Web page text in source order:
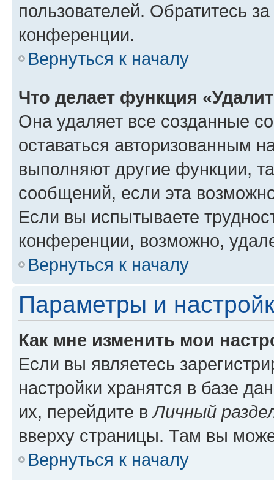
пользователей. Обратитесь
конференции.
Вернуться к началу
Что делает функция
Она удаляет все созданные
оставаться авторизованным
выполняют другие функции,
сообщений, если эта
Если вы испытываете
конференции, возможно,
Вернуться к началу
Параметры и
Как мне изменить мои
Если вы являетесь
настройки хранятся в базе
их, перейдите вЛичный
вверху страницы. Там вы
Вернуться к началу